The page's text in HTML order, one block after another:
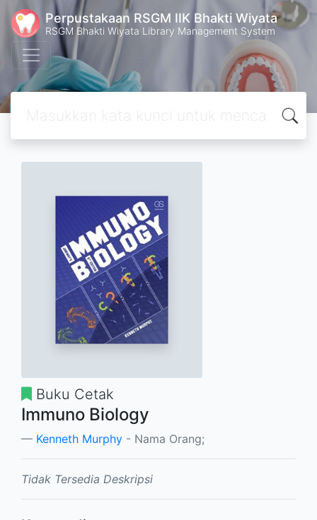
Perpustakaan RSGM IIK Bhakti Wiyata
RSGM Bhakti Wiyata Library Management System
Buku Cetak
Immuno Biology
Kenneth Murphy - Nama Orang;
Tidak Tersedia Deskripsi